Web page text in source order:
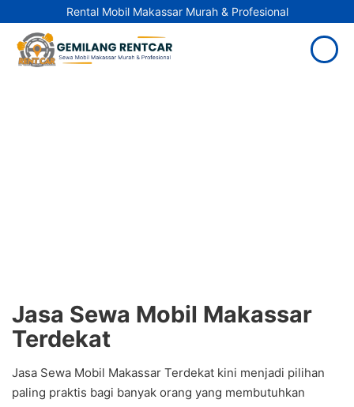
Rental Mobil Makassar Murah & Profesional
Jasa Sewa Mobil Makassar
Terdekat
Jasa Sewa Mobil Makassar Terdekat kini menjadi pilihan
paling praktis bagi banyak orang yang membutuhkan